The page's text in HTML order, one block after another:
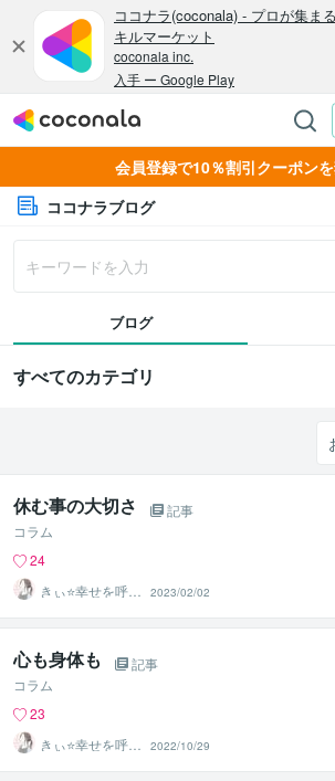
会員登録で10％割引クーポンを
ココナラブログ
ブログ
すべてのカテゴリ
休む事の大切さ
記事
コラム
24
きぃ⭐️幸せを呼び
込むふわっと女
神⭐️
2023/02/02
心も身体も
記事
コラム
23
きぃ⭐️幸せを呼び
込むふわっと女
神⭐️
2022/10/29